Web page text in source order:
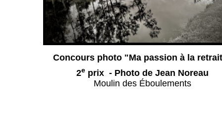
Concours photo "Ma passion à la
2eprix - Photo de Jean Noreau
Moulin des Éboulements